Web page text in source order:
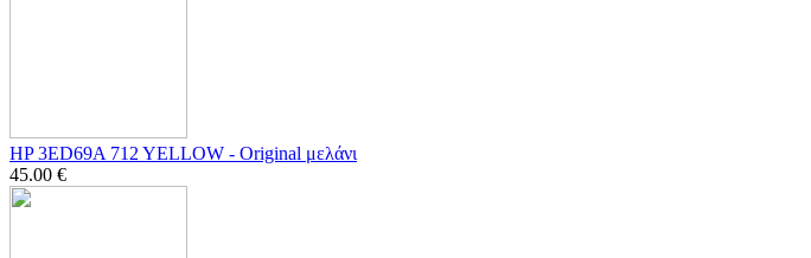
HP 3ED69A 712 YELLOW - Οriginal μελάνι
45.00 €